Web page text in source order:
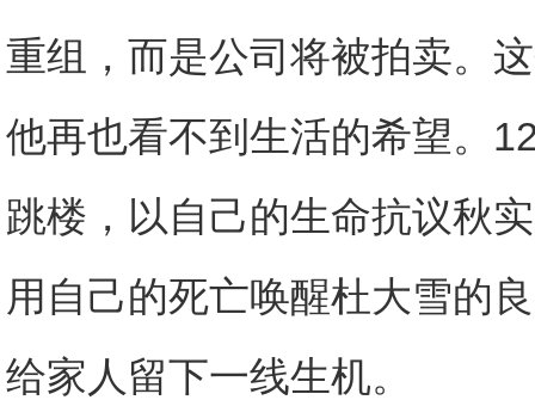
重组，而是公司将被拍卖。
他再也看不到生活的希望。
跳楼，以自己的生命抗议秋
用自己的死亡唤醒杜大雪的
给家人留下一线生机。